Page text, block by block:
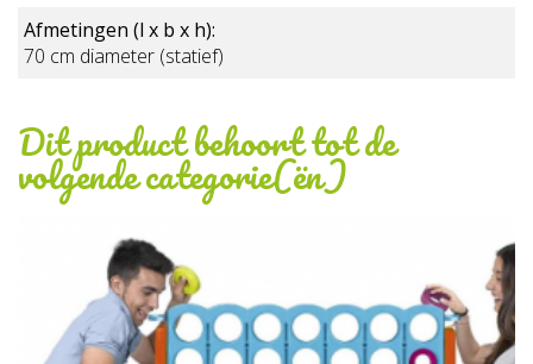
Afmetingen (l x b x h):
70 cm diameter (statief)
Dit product behoort tot de
volgende categorie(ën)